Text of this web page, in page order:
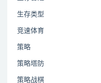
生存类型
竞速体育
策略
策略塔防
策略战棋